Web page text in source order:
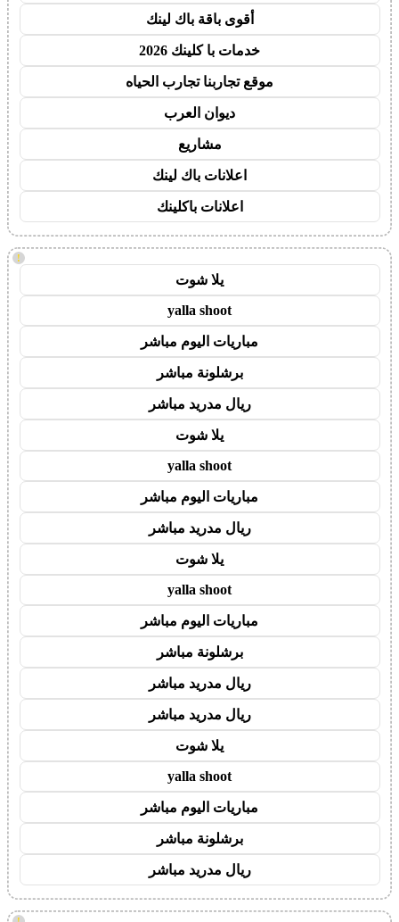
أقوى باقة باك لينك
خدمات با كلينك 2026
موقع تجاربنا تجارب الحياه
ديوان العرب
مشاريع
اعلانات باك لينك
اعلانات باكلينك
!
يلا شوت
yalla shoot
مباريات اليوم مباشر
برشلونة مباشر
ريال مدريد مباشر
يلا شوت
yalla shoot
مباريات اليوم مباشر
ريال مدريد مباشر
يلا شوت
yalla shoot
مباريات اليوم مباشر
برشلونة مباشر
ريال مدريد مباشر
ريال مدريد مباشر
يلا شوت
yalla shoot
مباريات اليوم مباشر
برشلونة مباشر
ريال مدريد مباشر